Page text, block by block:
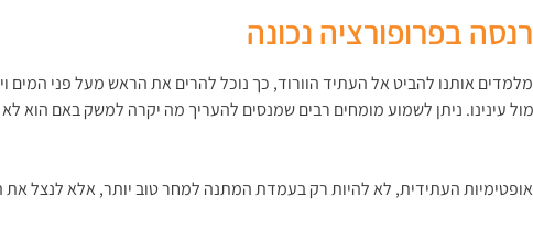
בפרופורציה נכונה
אותנו להביט אל העתיד הוורוד, כך נוכל להרים את הראש מעל פני המים
עינינו. ניתן לשמוע מומחים רבים שמנסים להעריך מה יקרה למשק באם הוא
העתידית, לא להיות רק בעמדת המתנה למחר טוב יותר, אלא לנצל את